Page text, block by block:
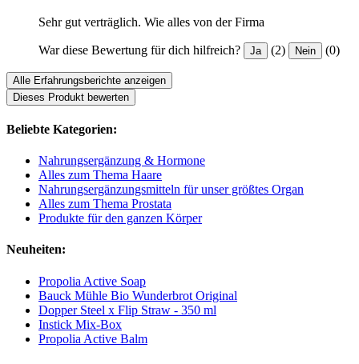
Sehr gut verträglich. Wie alles von der Firma
War diese Bewertung für dich hilfreich? Ja (2) Nein (0)
Alle Erfahrungsberichte anzeigen
Dieses Produkt bewerten
Beliebte Kategorien:
Nahrungsergänzung & Hormone
Alles zum Thema Haare
Nahrungsergänzungsmitteln für unser größtes Organ
Alles zum Thema Prostata
Produkte für den ganzen Körper
Neuheiten:
Propolia Active Soap
Bauck Mühle Bio Wunderbrot Original
Dopper Steel x Flip Straw - 350 ml
Instick Mix-Box
Propolia Active Balm